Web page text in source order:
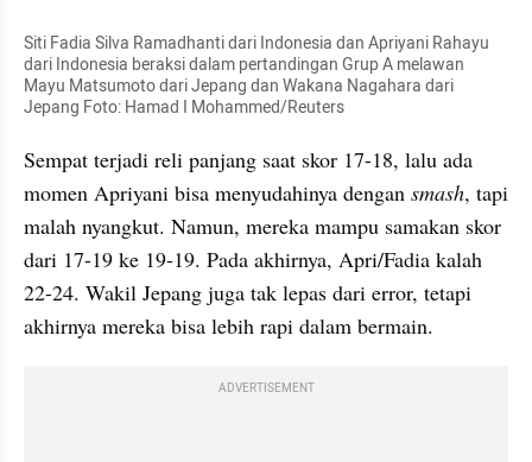
Siti Fadia Silva Ramadhanti dari Indonesia dan Apriyani Rahayu
dari Indonesia beraksi dalam pertandingan Grup A melawan
Mayu Matsumoto dari Jepang dan Wakana Nagahara dari
Jepang Foto: Hamad I Mohammed/Reuters
Sempat terjadi reli panjang saat skor 17-18, lalu ada
momen Apriyani bisa menyudahinya dengan smash, tapi
malah nyangkut. Namun, mereka mampu samakan skor
dari 17-19 ke 19-19. Pada akhirnya, Apri/Fadia kalah
22-24. Wakil Jepang juga tak lepas dari error, tetapi
akhirnya mereka bisa lebih rapi dalam bermain.
ADVERTISEMENT